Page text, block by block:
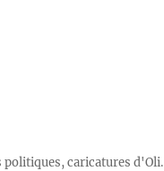
caricatures d'Oli.